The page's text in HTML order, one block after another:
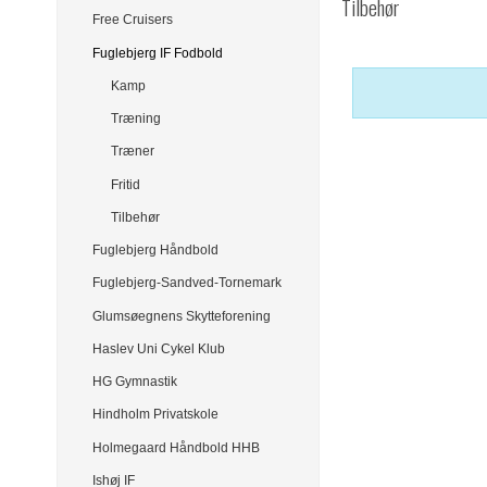
Free Cruisers
Fuglebjerg IF Fodbold
Kamp
Træning
Træner
Fritid
Tilbehør
Fuglebjerg Håndbold
Fuglebjerg-Sandved-Tornemark
Glumsøegnens Skytteforening
Haslev Uni Cykel Klub
HG Gymnastik
Hindholm Privatskole
Holmegaard Håndbold HHB
Ishøj IF
Tilbehør